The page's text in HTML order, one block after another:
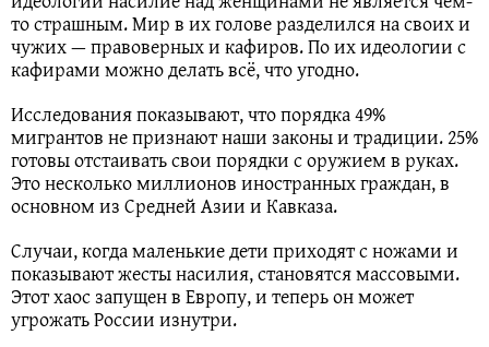
то страшным. Мир в их голове разделился на своих и
чужих — правоверных и кафиров. По их идеологии с
кафирами можно делать всё, что угодно.
Исследования показывают, что порядка 49%
мигрантов не признают наши законы и традиции. 25%
готовы отстаивать свои порядки с оружием в руках.
Это несколько миллионов иностранных граждан, в
основном из Средней Азии и Кавказа.
Случаи, когда маленькие дети приходят с ножами и
показывают жесты насилия, становятся массовыми.
Этот хаос запущен в Европу, и теперь он может
угрожать России изнутри.